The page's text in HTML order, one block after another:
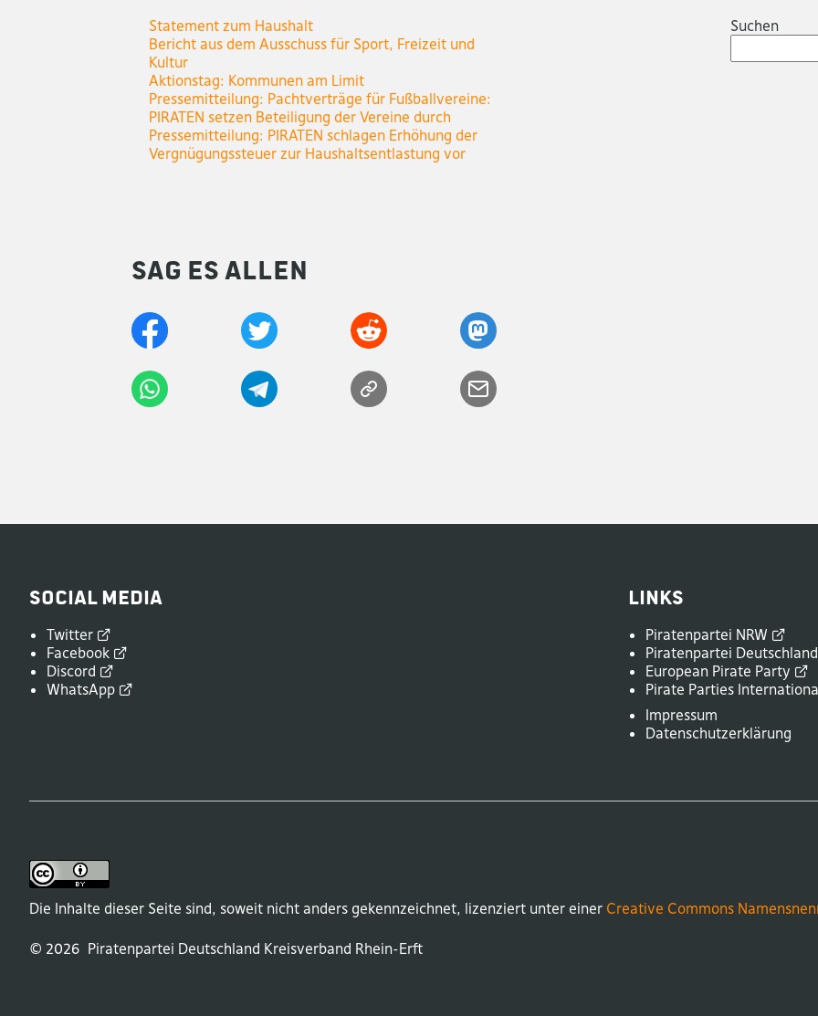
Statement zum Haushalt
Bericht aus dem Ausschuss für Sport, Freizeit und
Kultur
Aktionstag: Kommunen am Limit
Pressemitteilung: Pachtverträge für Fußballvereine:
PIRATEN setzen Beteiligung der Vereine durch
Pressemitteilung: PIRATEN schlagen Erhöhung der
Vergnügungssteuer zur Haushaltsentlastung vor
Suchen
Sag es allen
Social Media
Twitter
Facebook
Discord
WhatsApp
Links
Piratenpartei NRW
Piratenpartei Deutschland
European Pirate Party
Pirate Parties
Impressum
Datenschutzerklärung
Die Inhalte dieser Seite sind, soweit nicht anders gekennzeichnet, lizenziert unter einer Creative Commons
© 2026 Piratenpartei Deutschland Kreisverband Rhein-Erft